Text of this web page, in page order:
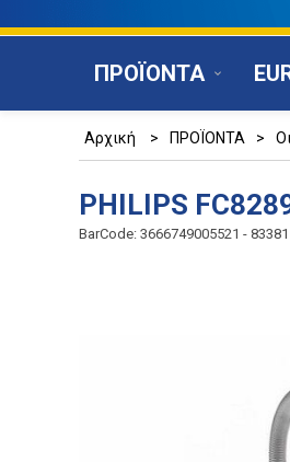
ΠΡΟΪΟΝΤΑ
Αρχική > ΠΡΟΪΟΝΤΑ >
PHILIPS
BarCode: 3666749005521 - 83381